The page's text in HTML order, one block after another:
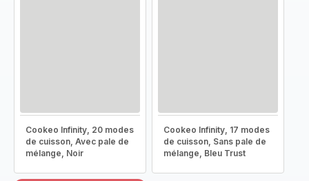
Cookeo Infinity, 20 modes
de cuisson, Avec pale de
mélange, Noir
Cookeo Infinity, 17 modes
de cuisson, Sans pale de
mélange, Bleu Trust